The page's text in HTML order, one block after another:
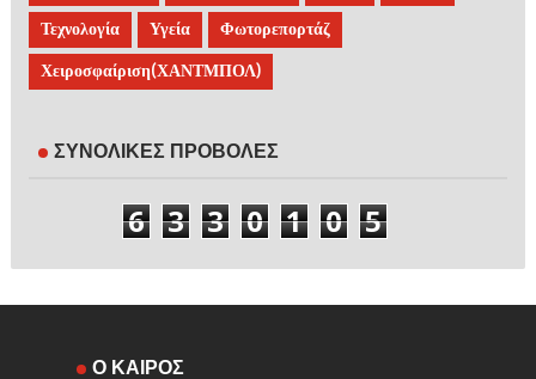
Τεχνολογία Υγεία Φωτορεπορτάζ
Χειροσφαίριση(ΧΑΝΤΜΠΟΛ)
ΣΥΝΟΛΙΚΕΣ ΠΡΟΒΟΛΕΣ
6 3 3 0 1 0 5
Ο ΚΑΙΡΟΣ